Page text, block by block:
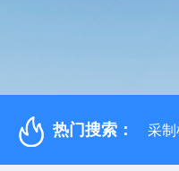
热门搜索： 采